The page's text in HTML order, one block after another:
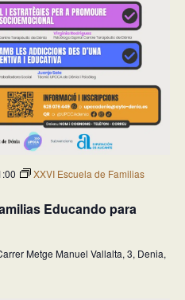
Educando para
XXVI Escuela de Familias
Metge Manuel Vallalta, 3, Denia,